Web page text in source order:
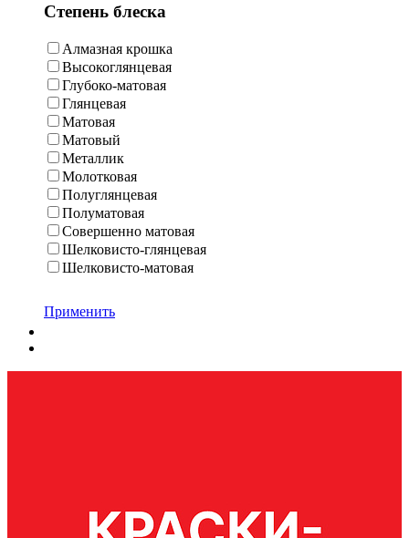
Степень блеска
Алмазная крошка
Высокоглянцевая
Глубоко-матовая
Глянцевая
Матовая
Матовый
Металлик
Молотковая
Полуглянцевая
Полуматовая
Совершенно матовая
Шелковисто-глянцевая
Шелковисто-матовая
Применить